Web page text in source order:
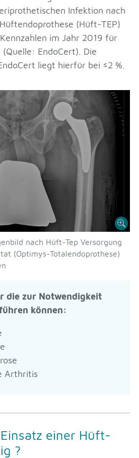
Infektion nach
(Hüft-TEP)
im Jahr 2019 für
EndoCert). Die
liegt hierfür bei ≤2 %.
nach Hüft-Tep Versorgung
(Optimys-Totalendoprothese)
die zur Notwendigkeit
können:
Arthritis
einer Hüft-
?